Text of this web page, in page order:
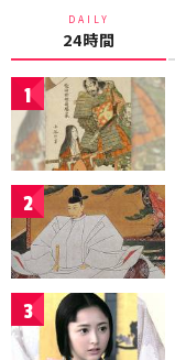
DAILY
24時間
1
2
3